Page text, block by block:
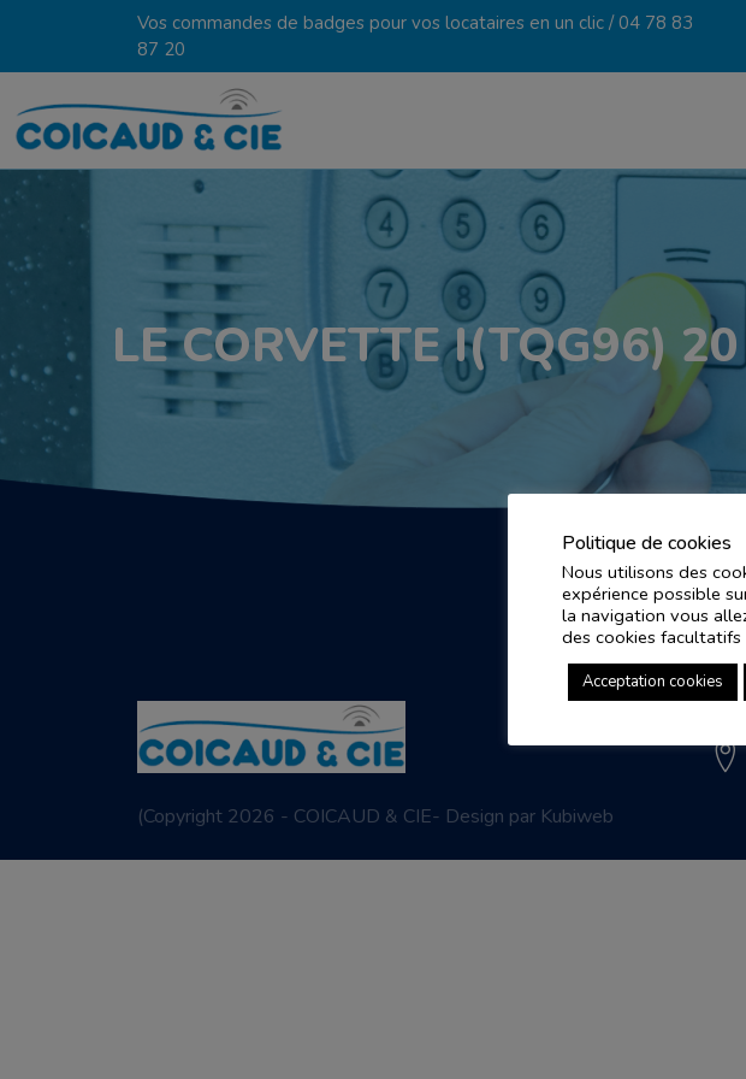
Vos commandes de badges pour vos locataires en un clic /04 78 83
87 20
LE CORVETTE I(TQG96)
(Copyright 2026 - COICAUD & CIE- Design par Kubiweb
Politique de cookies
Nous utilisons des
expérience possible
la navigation vous
des cookies facultatifs
Acceptation cookies